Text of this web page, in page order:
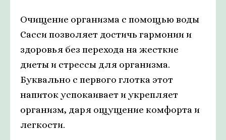
Очищение организма с помощью воды
Сасси позволяет достичь гармонии и
здоровья без перехода на жесткие
диеты и стрессы для организма.
Буквально с первого глотка этот
напиток успокаивает и укрепляет
организм, даря ощущение комфорта и
легкости.